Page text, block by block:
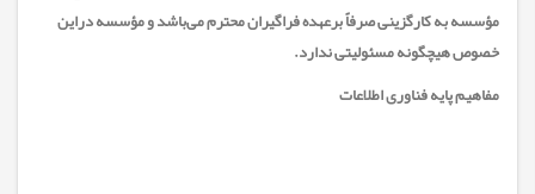
مؤسسه به کارگزینی صرفاً برعهده فراگیران محترم می‌باشد و مؤسسه دراین
خصوص هیچگونه مسئولیتی ندارد.
مفاهیم پایه فناوری اطلاعات